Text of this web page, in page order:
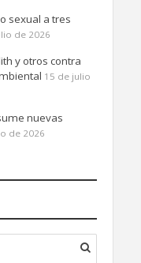
sexual a tres
de 2026
y otros contra
15 de julio
nuevas
de 2026